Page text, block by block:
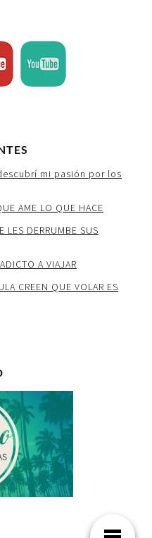
mi pasión por los
AME LO QUE HACE
LES DERRUMBE SUS
A VIAJAR
CREEN QUE VOLAR ES